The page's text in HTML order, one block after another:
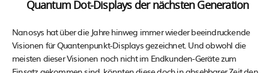
Quantum Dot-Displays der nächsten Generation
Nanosys hat über die Jahre hinweg immer wieder beeindruckende
Visionen für Quantenpunkt-Displays gezeichnet. Und obwohl die
meisten dieser Visionen noch nicht im Endkunden-Geräte zum